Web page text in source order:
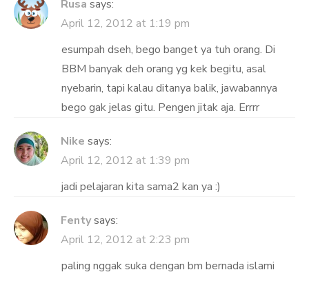
Rusa says:
April 12, 2012 at 1:19 pm
esumpah dseh, bego banget ya tuh orang. Di
BBM banyak deh orang yg kek begitu, asal
nyebarin, tapi kalau ditanya balik, jawabannya
bego gak jelas gitu. Pengen jitak aja. Errrr
Nike says:
April 12, 2012 at 1:39 pm
jadi pelajaran kita sama2 kan ya :)
Fentysays:
April 12, 2012 at 2:23 pm
paling nggak suka dengan bm bernada islami